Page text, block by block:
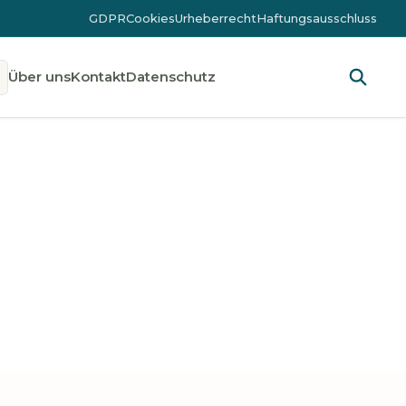
GDPRCookiesUrheberrechtHaftungsausschluss
Über unsKontaktDatenschutz